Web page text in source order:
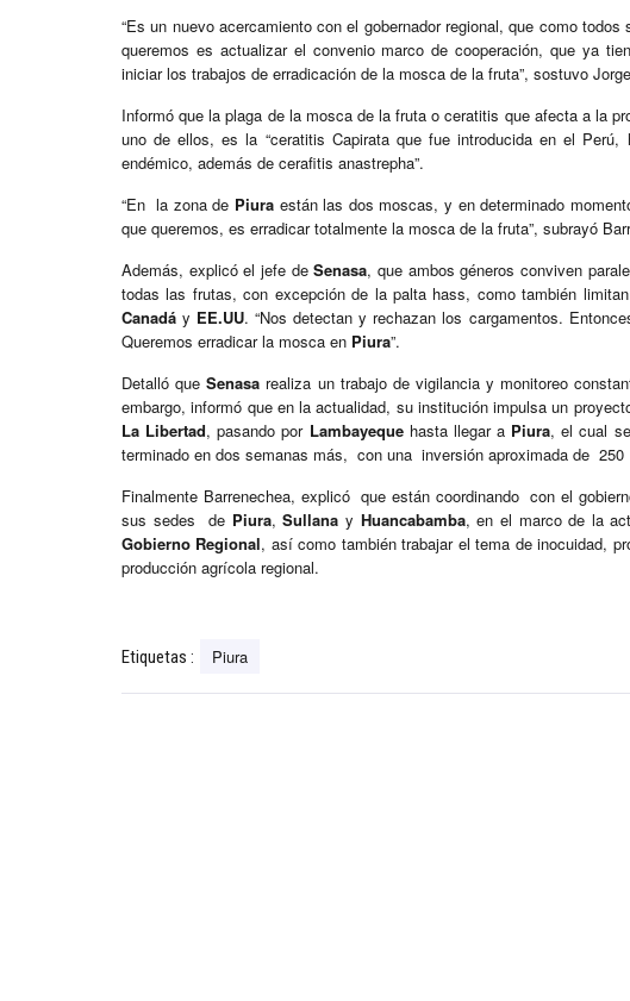
“Es un nuevo acercamiento con el gobernador regional, que como
queremos es actualizar el convenio marco de cooperación, que ya
iniciar los trabajos de erradicación de la mosca de la fruta”, sostuvo
Informó que la plaga de la mosca de la fruta o ceratitis que afecta a la
uno de ellos, es la “ceratitis Capirata que fue introducida en el
endémico, además de cerafitis anastrepha”.
“En la zona de Piura están las dos moscas, y en determinado
que queremos, es erradicar totalmente la mosca de la fruta”, subrayó
Además, explicó el jefe deSenasa, que ambos géneros conviven
todas las frutas, con excepción de la palta hass, como también
Canadá y EE.UU. “Nos detectan y rechazan los cargamentos.
Queremos erradicar la mosca en Piura”.
Detalló queSenasa realiza un trabajo de vigilancia y monitoreo
embargo, informó que en la actualidad, su institución impulsa un
La Libertad, pasando por Lambayequehasta llegar a Piura, el cual
terminado en dos semanas más, con una inversión aproximada de
Finalmente Barrenechea, explicó que están coordinando con el
sus sedes de Piura,Sullana y Huancabamba, en el marco de la
Gobierno Regional, así como también trabajar el tema de inocuidad,
producción agrícola regional.
Etiquetas : Piura